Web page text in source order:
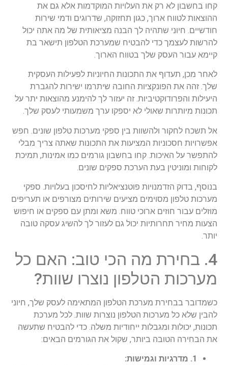
קחו בחשבון לא רק את העלויות המוקדמות אלא גם את
ההוצאות לטווח ארוך, כגון תחזוקה, שדרוגים ודמי שירות
חודשיים. חיוני שתהיה לך הבנה מציאותית של מה אתה יכול
להרשות לעצמך כדי להבטיח שמערכת הטלפון תישאר בת
קיימא עבור העסק שלך בטווח הארוך.
לאחר מכן, תעדוף את התכונות החיוניות לפעילות העסקית
שלך. זהה את הפונקציות החובה שיתרמו ישירות להגברת
היעילות והפרודוקטיביות. זה יעזור לך להימנע מהוצאות יתר על
תכונות מיותרות שאולי לא יספקו ערך משמעותי לעסק שלך.
אל תשכח לחקור ולהשוות בין ספקי מערכות טלפון שונים. חפש
אפשרויות חסכוניות המציעות את התכונות שאתה צריך מבלי
להתפשר על האיכות. קחו בחשבון גורמים כמו אמינות, תמיכת
לקוחות ומוניטין בעת הערכת ספקים שונים.
בנוסף, בדוק הזדמנויות פוטנציאליות לחיסכון בעלויות. ספקי
מערכות טלפון מסוימים מציעים שירותים מצורפים או תעריפים
מוזלים עבור חוזים ארוכי טווח. משא ומתן עם ספקים או חיפוש
הצעות מחיר תחרותיות יכול גם לעזור לך להשיג עסקה טובה
יותר.
4. בחירת מה הכי טוב: האם כל
מערכות הטלפון נוצרו שוות?
כשמדובר בבחירת מערכת הטלפון המתאימה לעסק שלך, חיוני
להבין שלא כל מערכות הטלפון נוצרות שוות. לכל מערכת
תכונות, יכולות ומגבלות ייחודיות משלה. כדי להבטיח שתעשה
את הבחירה הטובה ביותר, שקול את הגורמים הבאים:
1. מדרגיות וגמישות: